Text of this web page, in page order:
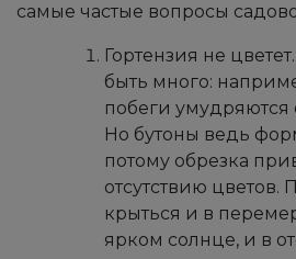
самые частые вопросы
Гортензия не
быть много:
побеги умудряются
Но бутоны ведь
потому обрезка
отсутствию
крыться и в
ярком солнце, и в